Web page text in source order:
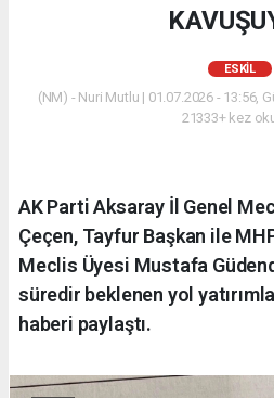
ESKİL
(NM) - Nuri Mutlu | 01.07.2026 - 13:56,
21333+ kez
AK Parti Aksaray İl Genel
Çeçen, Tayfur Başkan ile
Meclis Üyesi Mustafa
süredir beklenen yol
haberi paylaştı.